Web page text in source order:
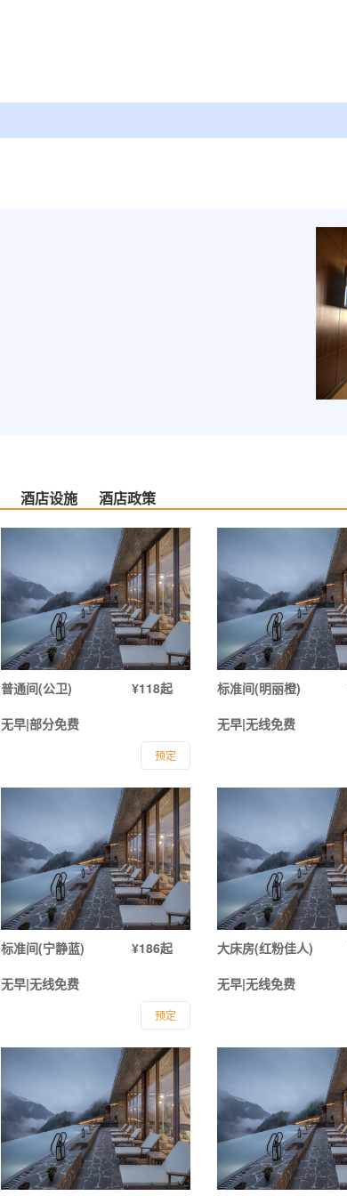
酒店设施 酒店政策
普通间(公卫)
¥118起
无早|部分免费
预定
标准间(明丽橙)
无早|无线免费
标准间(宁静蓝)
¥186起
无早|无线免费
预定
大床房(红粉佳人)
无早|无线免费